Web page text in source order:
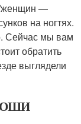
женщин —
на ногтях.
Сейчас мы вам
обратить
выглядели